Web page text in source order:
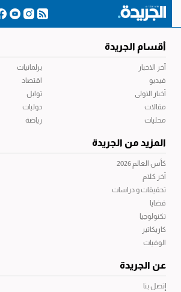
أقسام الجريدة
آخر الاخبار
فيديو
أخبار الاولى
مقالات
محليات
برلمانيات
اقتصاد
توابل
دوليات
رياضة
المزيد من الجريدة
كأس العالم 2026
آخر كلام
تحقيقات و دراسات
قضايا
تكنولوجيا
كاريكاتير
الوفيات
عن الجريدة
إتصل بنا